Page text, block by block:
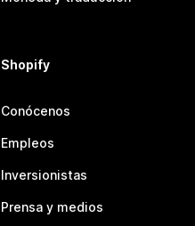
Shopify
Conócenos
Empleos
Inversionistas
Prensa y medios